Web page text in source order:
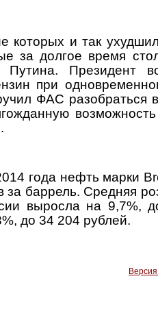
которых и так
за долгое время
Путина. Президент
при
ФАС разобраться
года нефть марки
за баррель. Средняя
выросла на 9,7%,
до 34 204 рублей.